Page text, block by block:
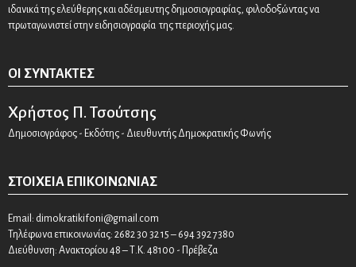
ιδανικά της ελεύθερης και αδέσμευτης δημοσιογραφίας, φιλοδοξώντας να
πρωταγωνιστεί στην ειδησιογραφία της περιοχής μας.
ΟΙ ΣΥΝΤΆΚΤΕΣ
Χρήστος Π. Τσούτσης
Δημοσιογράφος - Εκδότης - Διευθυντής Δημοκρατικής Φωνής
ΣΤΟΙΧΕΊΑ ΕΠΙΚΟΙΝΩΝΊΑΣ
Email: dimokratikifoni@gmail.com
Τηλέφωνα επικοινωνίας: 2682 30 32 15 – 694 392 7380
Διεύθυνση: Ανακτορίου 48 – Τ.Κ. 48100 - Πρέβεζα